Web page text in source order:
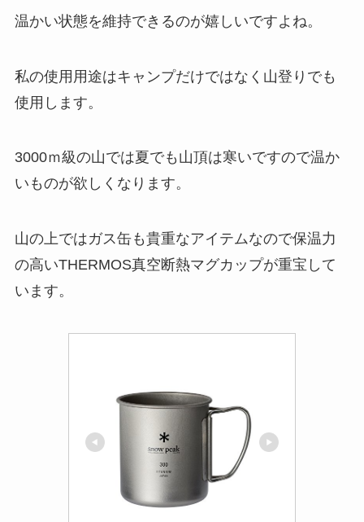
温かい状態を維持できるのが嬉しいですよね。
私の使用用途はキャンプだけではなく山登りでも
使用します。
3000ｍ級の山では夏でも山頂は寒いですので温か
いものが欲しくなります。
山の上ではガス缶も貴重なアイテムなので保温力
の高いTHERMOS真空断熱マグカップが重宝して
います。